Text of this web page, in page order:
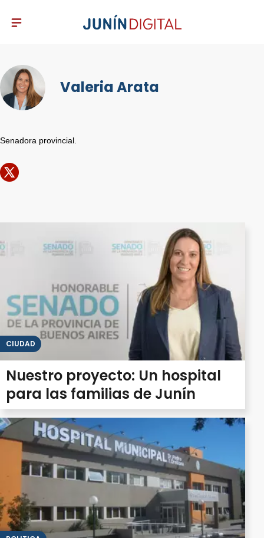
Valeria Arata
Senadora provincial.
CIUDAD
Nuestro proyecto: Un hospital
para las familias de Junín